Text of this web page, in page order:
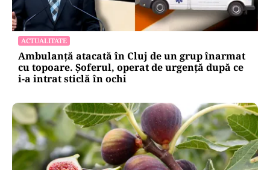
ACTUALITATE
Ambulanță atacată în Cluj de un grup înarmat
cu topoare. Șoferul, operat de urgență după ce
i-a intrat sticlă în ochi